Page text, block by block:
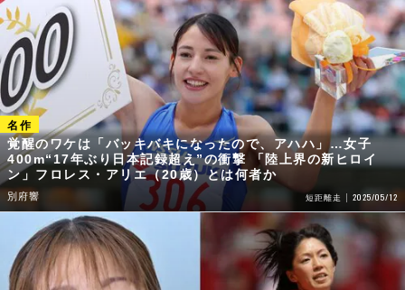
覚醒のワケは「バッキバキになったので、アハハ」…女子
400m“17年ぶり日本記録超え”の衝撃 「陸上界の新ヒロイ
ン」フロレス・アリエ（20歳）とは何者か
別府響 短距離走 2025/05/12